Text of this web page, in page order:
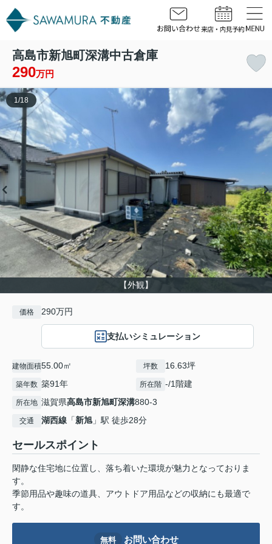
高島市新旭町深溝中古倉庫
290万円
【外観】
1 /18
価格 290万円
支払いシミュレーション
建物面積55.00㎡ 坪数 16.63坪
築年数 築91年 所在階 -/1階建
所在地 滋賀県高島市新旭町深溝880-3
交通 湖西線 「新旭 」駅 徒歩28分
セールスポイント
閑静な住宅地に位置し、落ち着いた環境が魅力となっておりま
す。
季節用品や趣味の道具、アウトドア用品などの収納にも最適で
す。
無料 お問い合わせ